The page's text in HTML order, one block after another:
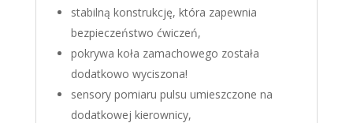
stabilną konstrukcję, która zapewnia
bezpieczeństwo ćwiczeń,
pokrywa koła zamachowego została
dodatkowo wyciszona!
sensory pomiaru pulsu umieszczone na
dodatkowej kierownicy,